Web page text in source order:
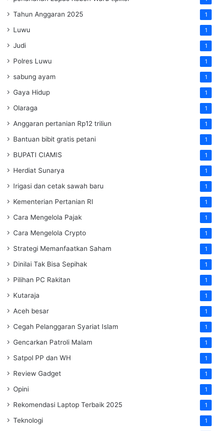
Tahun Anggaran 2025 1
Luwu 1
Judi 1
Polres Luwu 1
sabung ayam 1
Gaya Hidup 1
Olaraga 1
Anggaran pertanian Rp12 triliun 1
Bantuan bibit gratis petani 1
BUPATI CIAMIS 1
Herdiat Sunarya 1
Irigasi dan cetak sawah baru 1
Kementerian Pertanian RI 1
Cara Mengelola Pajak 1
Cara Mengelola Crypto 1
Strategi Memanfaatkan Saham 1
Dinilai Tak Bisa Sepihak 1
Pilihan PC Rakitan 1
Kutaraja 1
Aceh besar 1
Cegah Pelanggaran Syariat Islam 1
Gencarkan Patroli Malam 1
Satpol PP dan WH 1
Review Gadget 1
Opini 1
Rekomendasi Laptop Terbaik 2025 1
Teknologi 1